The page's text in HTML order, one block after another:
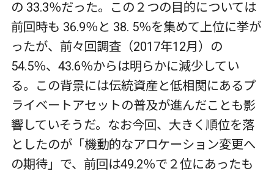
の 33.3％だった。この２つの目的については
前回時も 36.9％と 38. 5％を集めて上位に挙が
ったが、前々回調査（2017年12月）の
54.5％、43.6％からは明らかに減少してい
る。この背景には伝統資産と低相関にあるプ
ライベートアセットの普及が進んだことも影
響していそうだ。なお今回、大きく順位を落
としたのが「機動的なアロケーション変更へ
の期待」で、前回は49.2％で２位にあったも